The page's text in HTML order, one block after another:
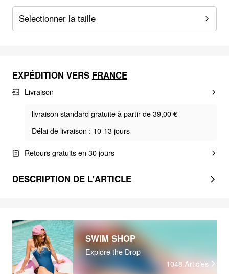
Selectionner la taille
EXPÉDITION VERS FRANCE
Livraison
livraison standard gratuite à partir de 39,00 €
Délai de livraison : 10-13 jours
Retours gratuits en 30 jours
DESCRIPTION DE L'ARTICLE
SWIM SHOP
Explore the Drop
1048 Articles